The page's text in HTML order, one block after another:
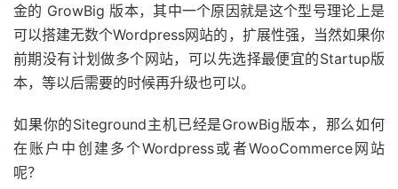
金的 GrowBig 版本，其中一个原因就是这个型号理论上是
可以搭建无数个Wordpress网站的，扩展性强，当然如果你
前期没有计划做多个网站，可以先选择最便宜的Startup版
本，等以后需要的时候再升级也可以。
如果你的Siteground主机已经是GrowBig版本，那么如何
在账户中创建多个Wordpress或者WooCommerce网站
呢？